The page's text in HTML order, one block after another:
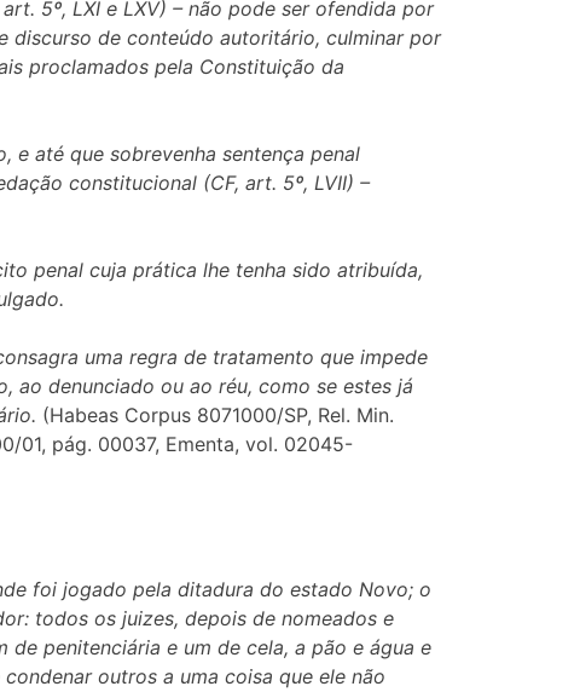
5º, LXI e LXV) – não pode ser ofendida por
discurso de conteúdo autoritário, culminar por
proclamados pela Constituição da
e até que sobrevenha sentença penal
constitucional (CF, art. 5º, LVII) –
penal cuja prática lhe tenha sido atribuída,
uma regra de tratamento que impede
ao denunciado ou ao réu, como se estes já
(Habeas Corpus 8071000/SP, Rel. Min.
01, pág. 00037, Ementa, vol. 02045-
foi jogado pela ditadura do estado Novo; o
todos os juizes, depois de nomeados e
penitenciária e um de cela, a pão e água e
outros a uma coisa que ele não